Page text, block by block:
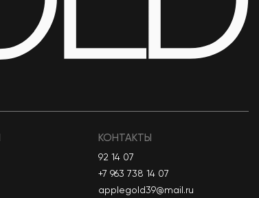
КОНТАКТЫ
92 14 07
+7 963 738 14 07
applegold39@mail.ru